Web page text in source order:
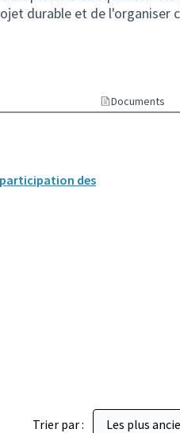
durable et de l'organiser
Documents
des
Trier par :